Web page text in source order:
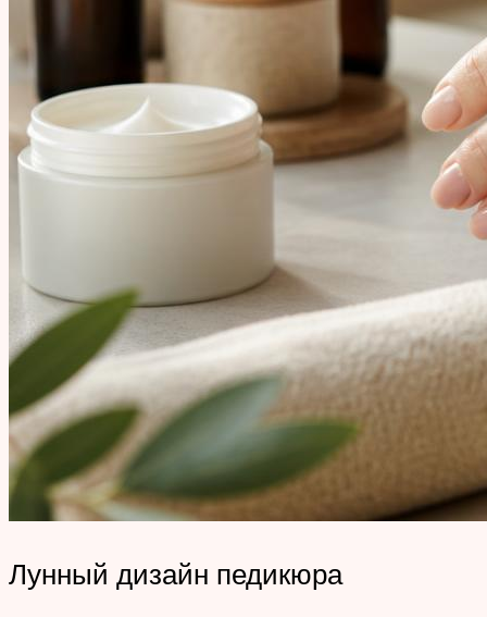
Лунный дизайн педикюра